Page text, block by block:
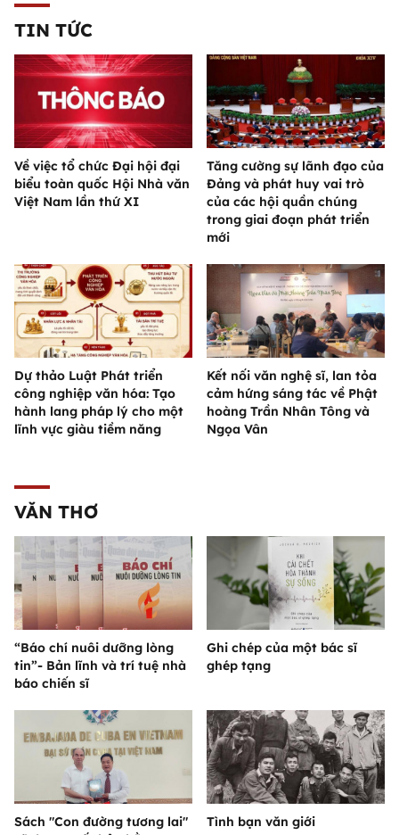
TIN TỨC
Về việc tổ chức Đại hội đại
biểu toàn quốc Hội Nhà văn
Việt Nam lần thứ XI
Tăng cường sự lãnh đạo của
Đảng và phát huy vai trò
của các hội quần chúng
trong giai đoạn phát triển
mới
Dự thảo Luật Phát triển
công nghiệp văn hóa: Tạo
hành lang pháp lý cho một
lĩnh vực giàu tiềm năng
Kết nối văn nghệ sĩ, lan tỏa
cảm hứng sáng tác về Phật
hoàng Trần Nhân Tông và
Ngọa Vân
VĂN THƠ
“Báo chí nuôi dưỡng lòng
tin”- Bản lĩnh và trí tuệ nhà
báo chiến sĩ
Ghi chép của một bác sĩ
ghép tạng
Sách "Con đường tương lai"
Tình bạn văn giới